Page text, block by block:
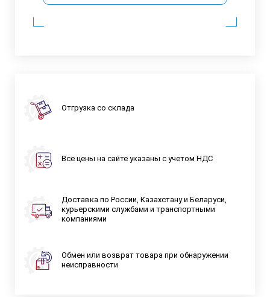
Отгрузка со склада
Все цены на сайте указаны с учетом НДС
Доставка по России, Казахстану и Беларуси,
курьерскими службами и транспортными
компаниями
Обмен или возврат товара при обнаружении
неисправности